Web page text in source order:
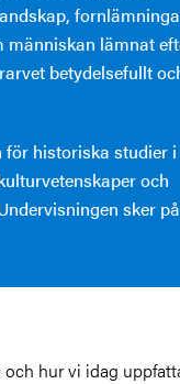
lämnat
betydelsefullt
historiska studier i
och
sker på
hur vi idag